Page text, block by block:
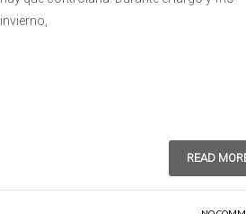
invierno,
READ